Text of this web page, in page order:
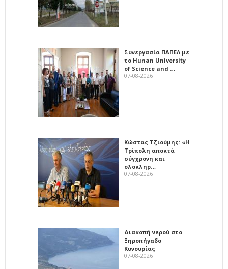
Συνεργασία ΠΑΠΕΛ με
το Hunan University
of Science and …
07-08-2026
Κώστας Τζιούμης: «Η
Τρίπολη αποκτά
σύγχρονη και
ολοκληρ…
07-08-2026
Διακοπή νερού στο
Ξηροπήγαδο
Κυνουρίας
07-08-2026